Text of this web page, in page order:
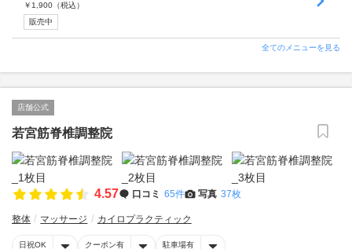
￥ 1,900 （税込）
販売中
全てのメニューを見る
店舗公式
若宮筋脊椎調整院
4.57 口コミ 65件 写真 37枚
整体 マッサージ カイロプラクティック
日祝OK クーポン有 駐車場有